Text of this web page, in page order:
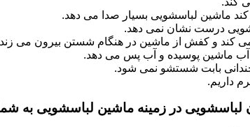
ماشین لباسشویی بسیار صدا می دهد.
درست نشان نمی دهد.
کند و کفش از ماشین در هنگام شستن بیرون می
آب ماشین پوسیده و آب پس می دهد.
چندانی بابت شستشو نمی شود.
داریم.
لباسشویی در زمینه ماشین لباسشویی به